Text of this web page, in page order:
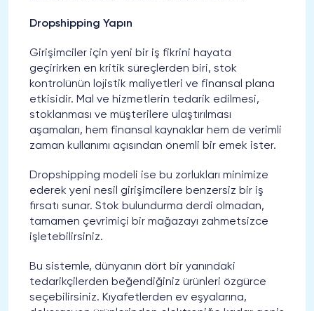
Dropshipping Yapın
Girişimciler için yeni bir iş fikrini hayata
geçirirken en kritik süreçlerden biri, stok
kontrolünün lojistik maliyetleri ve finansal plana
etkisidir. Mal ve hizmetlerin tedarik edilmesi,
stoklanması ve müşterilere ulaştırılması
aşamaları, hem finansal kaynaklar hem de verimli
zaman kullanımı açısından önemli bir emek ister.
Dropshipping modeli ise bu zorlukları minimize
ederek yeni nesil girişimcilere benzersiz bir iş
fırsatı sunar. Stok bulundurma derdi olmadan,
tamamen çevrimiçi bir mağazayı zahmetsizce
işletebilirsiniz.
Bu sistemle, dünyanın dört bir yanındaki
tedarikçilerden beğendiğiniz ürünleri özgürce
seçebilirsiniz. Kıyafetlerden ev eşyalarına,